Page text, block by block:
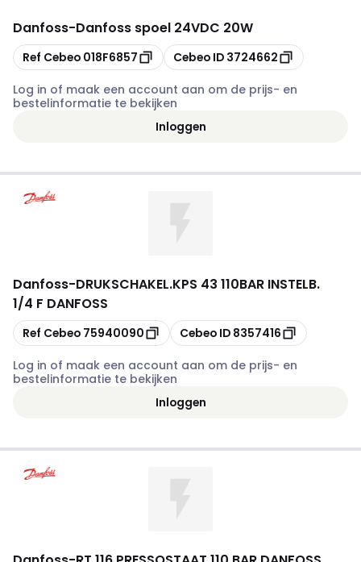
Danfoss-Danfoss spoel 24VDC 20W
Kopiëren
Ref Cebeo 018F6857 Kopiëren
Cebeo ID 3724662
Log in of maak een account aan om de prijs- en
bestelinformatie te bekijken
Inloggen
Danfoss-DRUKSCHAKEL.KPS 43 1­10BAR INSTELB.
1/4 F DANFOSS
Kopiëren
Ref Cebeo 75940090 Kopiëren
Cebeo ID 8357416
Log in of maak een account aan om de prijs- en
bestelinformatie te bekijken
Inloggen